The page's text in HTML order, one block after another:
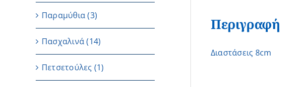
Περιγραφή
Διαστάσεις 8cm
Παραμύθια (3)
Πασχαλινά (14)
Πετσετούλες (1)